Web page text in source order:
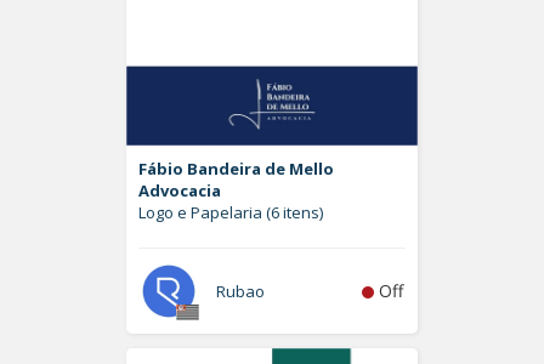
Fábio Bandeira de Mello
Advocacia
Logo e Papelaria (6 itens)
Rubao Off